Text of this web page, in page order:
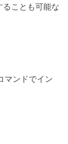
ことも可能な
マンドでイン